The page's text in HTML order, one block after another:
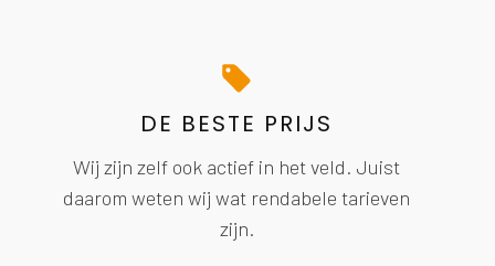
DE BESTE PRIJS
Wij zijn zelf ook actief in het veld. Juist
daarom weten wij wat rendabele tarieven
zijn.